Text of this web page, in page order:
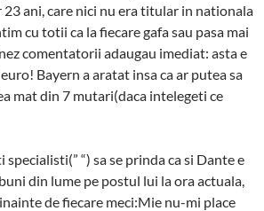
23 ani, care nici nu era titular in nationala
cu totii ca la fiecare gafa sau pasa mai
comentatorii adaugau imediat: asta e
Bayern a aratat insa ca ar putea sa
mat din 7 mutari(daca intelegeti ce
specialisti(” “) sa se prinda ca si Dante e
din lume pe postul lui la ora actuala,
de fiecare meci:Mie nu-mi place